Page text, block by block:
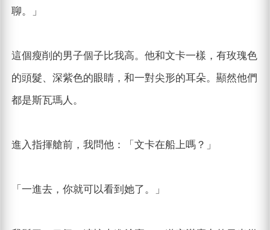
聊。」
這個瘦削的男子個子比我高。他和文卡一樣，有玫瑰色
的頭髮、深紫色的眼睛，和一對尖形的耳朵。顯然他們
都是斯瓦瑪人。
進入指揮艙前，我問他：「文卡在船上嗎？」
「一進去，你就可以看到她了。」